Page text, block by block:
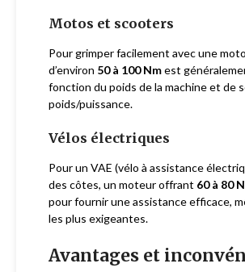
Motos et scooters
Pour grimper facilement avec une
d’environ 50 à 100 Nmest
fonction du poids de la machine et de
poids/puissance.
Vélos électriques
Pour un VAE (vélo à assistance
des côtes, un moteur offrant 60 à 80
pour fournir une assistance efficace,
les plus exigeantes.
Avantages et